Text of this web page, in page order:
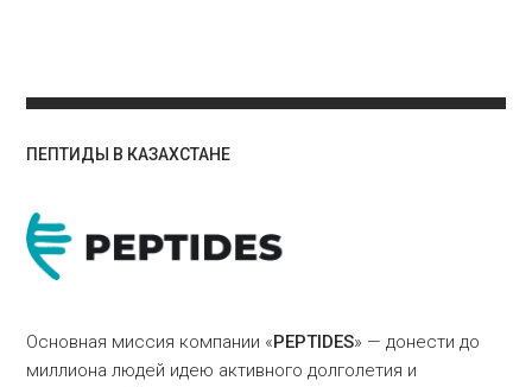
ПЕПТИДЫ В КАЗАХСТАНЕ
Основная миссия компании «PEPTIDES» — донести до
миллиона людей идею активного долголетия и